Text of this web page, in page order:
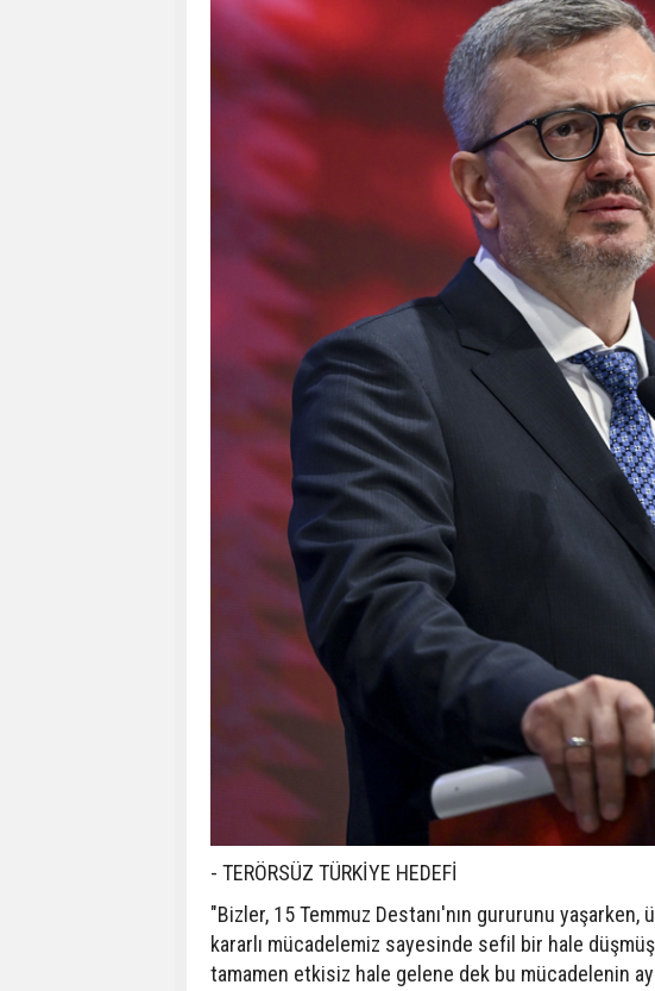
- TERÖRSÜZ TÜRKİYE HEDEFİ
"Bizler, 15 Temmuz Destanı'nın gururunu
kararlı mücadelemiz sayesinde sefil bir hale
tamamen etkisiz hale gelene dek bu mücadelenin